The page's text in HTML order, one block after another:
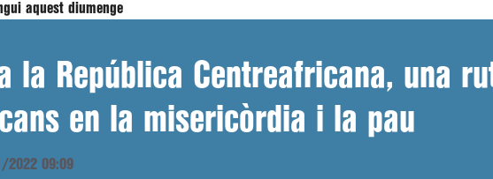
aquest diumenge
la República Centreafricana, una
en la misericòrdia i la pau
2022 09:09